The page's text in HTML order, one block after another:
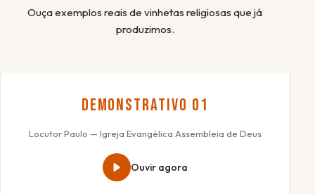
Ouça exemplos reais de vinhetas religiosas que já
produzimos.
Demonstrativo 01
Locutor Paulo — Igreja Evangélica Assembleia de Deus
Ouvir agora